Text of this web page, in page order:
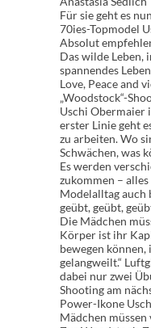
Für sie geht es
70ies-Topmodel
Absolut
Das wilde Leben,
spannendes
Love, Peace and
„Woodstock“-
Uschi Obermaier
erster Linie geht
zu arbeiten. Wo
Schwächen, was
Es werden
zukommen –
Modelalltag auch
geübt, geübt,
Die Mädchen
Körper ist ihr
bewegen
gelangweilt.“
dabei nur zwei
Shooting am
Power-Ikone
Mädchen